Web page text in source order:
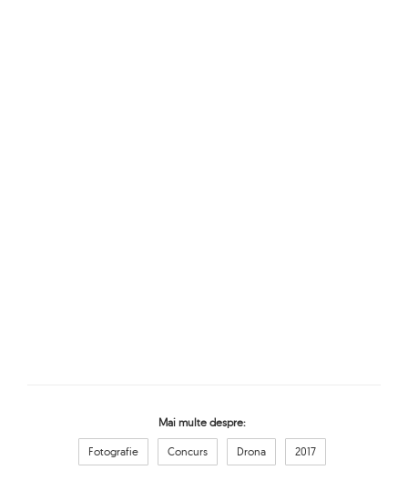
Mai multe despre:
Fotografie Concurs Drona 2017